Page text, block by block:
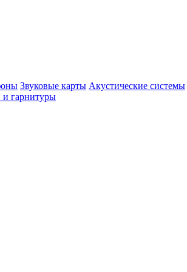
Звуковые карты Акустические системы
гарнитуры